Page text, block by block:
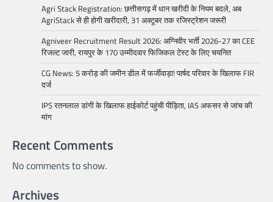
Agri Stack Registration: छत्तीसगढ़ में धान खरीदी के नियम बदले, अब
AgriStack से ही होगी खरीदारी, 31 अक्टूबर तक रजिस्ट्रेशन जरूरी
Agniveer Recruitment Result 2026: अग्निवीर भर्ती 2026-27 का CEE
रिजल्ट जारी, रायपुर के 170 उम्मीदवार फिजिकल टेस्ट के लिए चयनित
CG News: 5 करोड़ की जमीन डील में फर्जीवाड़ा! पार्षद परिवार के खिलाफ FIR
दर्ज
IPS रतनलाल डांगी के खिलाफ हाईकोर्ट पहुंची पीड़िता, IAS अफसर से जांच की
मांग
Recent Comments
No comments to show.
Archives